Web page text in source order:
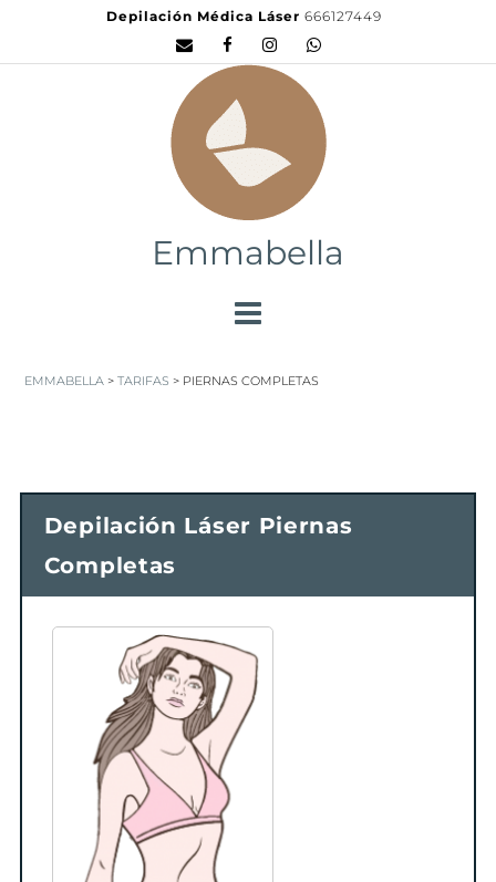
Depilación Médica Láser 666127449
Emmabella
EMMABELLA > TARIFAS > PIERNAS COMPLETAS
Depilación Láser Piernas
Completas